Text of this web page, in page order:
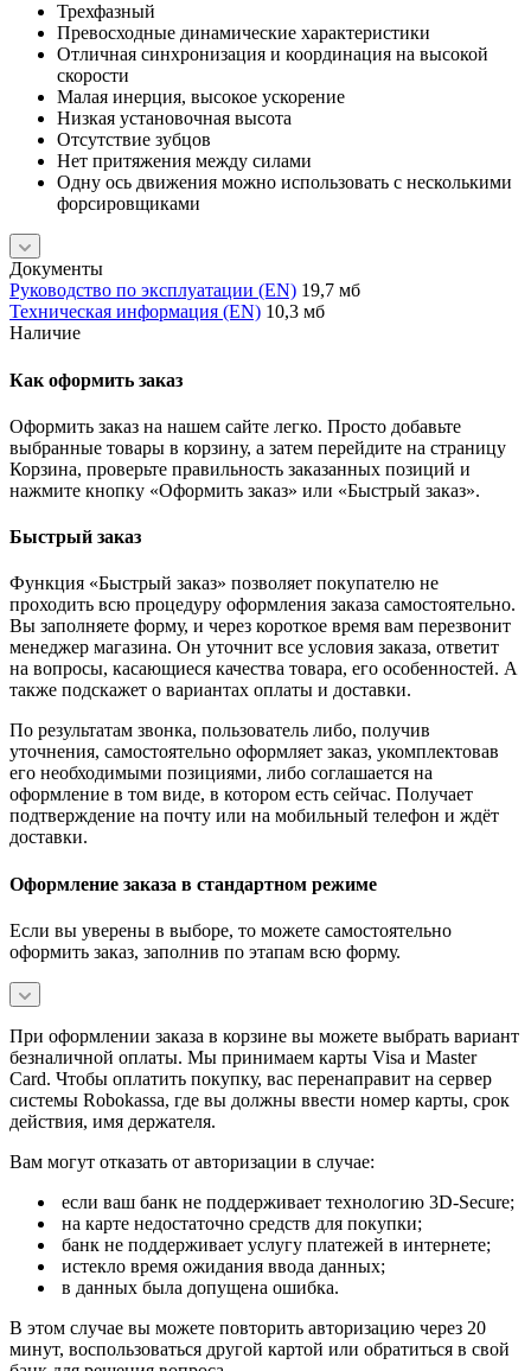
Трехфазный
Превосходные динамические характеристики
Отличная синхронизация и координация на высокой
скорости
Малая инерция, высокое ускорение
Низкая установочная высота
Отсутствие зубцов
Нет притяжения между силами
Одну ось движения можно использовать с несколькими
форсировщиками
Документы
Руководство по эксплуатации (EN) 19,7 мб
Техническая информация (EN) 10,3 мб
Наличие
Как оформить заказ
Оформить заказ на нашем сайте легко. Просто добавьте
выбранные товары в корзину, а затем перейдите на страницу
Корзина, проверьте правильность заказанных позиций и
нажмите кнопку «Оформить заказ» или «Быстрый заказ».
Быстрый заказ
Функция «Быстрый заказ» позволяет покупателю не
проходить всю процедуру оформления заказа самостоятельно.
Вы заполняете форму, и через короткое время вам перезвонит
менеджер магазина. Он уточнит все условия заказа, ответит
на вопросы, касающиеся качества товара, его особенностей. А
также подскажет о вариантах оплаты и доставки.
По результатам звонка, пользователь либо, получив
уточнения, самостоятельно оформляет заказ, укомплектовав
его необходимыми позициями, либо соглашается на
оформление в том виде, в котором есть сейчас. Получает
подтверждение на почту или на мобильный телефон и ждёт
доставки.
Оформление заказа в стандартном режиме
Если вы уверены в выборе, то можете самостоятельно
оформить заказ, заполнив по этапам всю форму.
При оформлении заказа в корзине вы можете выбрать вариант
безналичной оплаты. Мы принимаем карты Visa и Master
Card. Чтобы оплатить покупку, вас перенаправит на сервер
системы Robokassa, где вы должны ввести номер карты, срок
действия, имя держателя.
Вам могут отказать от авторизации в случае:
если ваш банк не поддерживает технологию 3D-Secure;
на карте недостаточно средств для покупки;
банк не поддерживает услугу платежей в интернете;
истекло время ожидания ввода данных;
в данных была допущена ошибка.
В этом случае вы можете повторить авторизацию через 20
минут, воспользоваться другой картой или обратиться в свой